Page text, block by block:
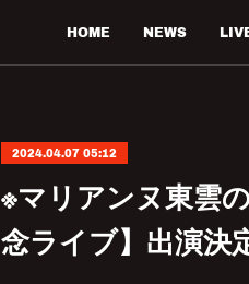
HOME NEWS
2024.04.07 05:12
※マリアンヌ東雲
念ライブ】出演決